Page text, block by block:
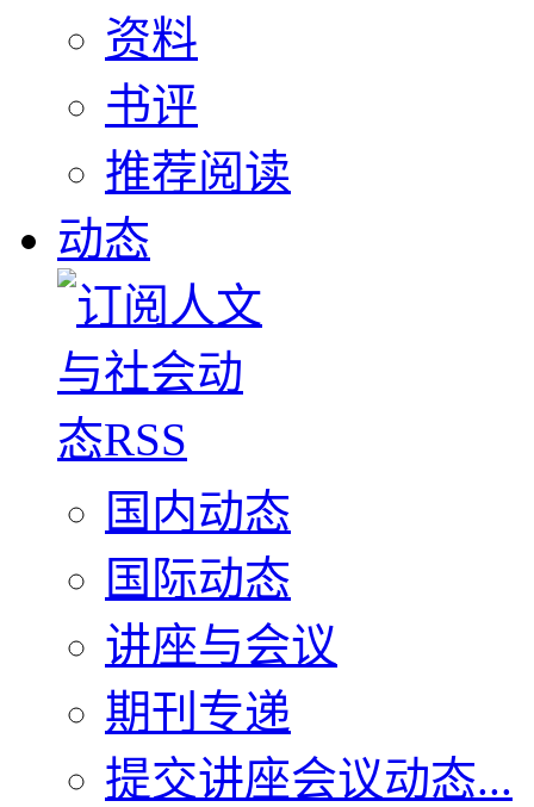
资料
书评
推荐阅读
动态
国内动态
国际动态
讲座与会议
期刊专递
提交讲座会议动态...